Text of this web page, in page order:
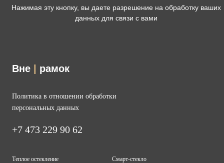
Вне рамок
Политика в отношении обработки
персональных данных
+7 473 229 90 62
Теплое остекление Смарт-стекло